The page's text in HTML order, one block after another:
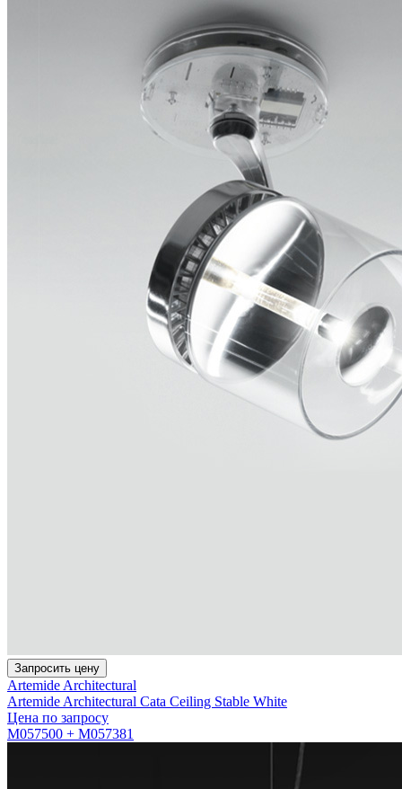
Запросить цену
Artemide Architectural
Artemide Architectural Cata Ceiling Stable White
Цена по запросу
M057500 + M057381